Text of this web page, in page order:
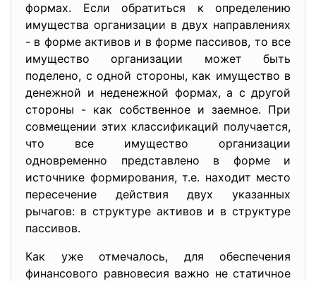
формах. Если обратиться к определению
имущества организации в двух направлениях
- в форме активов и в форме пассивов, то все
имущество организации может быть
поделено, с одной стороны, как имущество в
денежной и неденежной формах, а с другой
стороны - как собственное и заемное. При
совмещении этих классификаций получается,
что все имущество организации
одновременно представлено в форме и
источнике формирования, т.е. находит место
пересечение действия двух указанных
рычагов: в структуре активов и в структуре
пассивов.
Как уже отмечалось, для обеспечения
финансового равновесия важно не статичное